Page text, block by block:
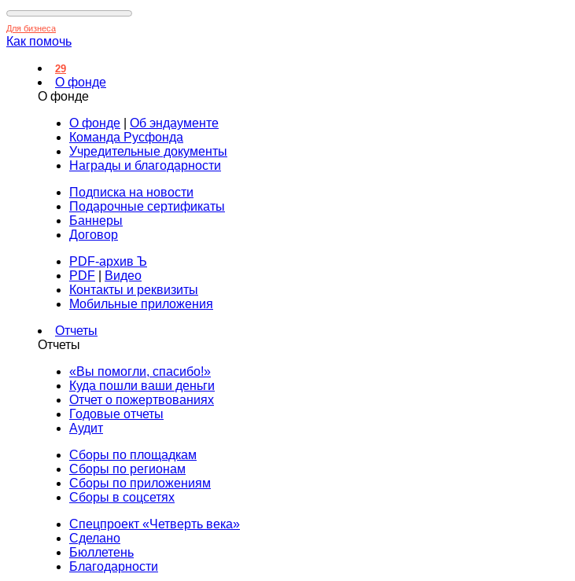
Для бизнеса
Как помочь
29
О фонде
О фонде
О фонде
Об эндаументе
Команда Русфонда
Учредительные документы
Награды и благодарности
Подписка на новости
Подарочные сертификаты
Баннеры
Договор
PDF-архив Ъ
PDF
Видео
Контакты и реквизиты
Мобильные приложения
Отчеты
Отчеты
«Вы помогли, спасибо!»
Куда пошли ваши деньги
Отчет о пожертвованиях
Годовые отчеты
Аудит
Сборы по площадкам
Сборы по регионам
Сборы по приложениям
Сборы в соцсетях
Спецпроект «Четверть века»
Сделано
Бюллетень
Благодарности